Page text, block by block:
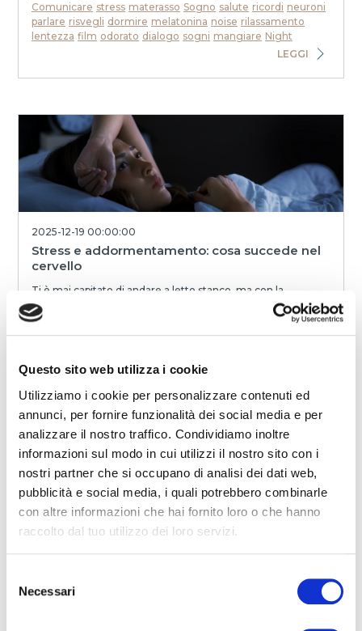
Questo sito web utilizza i cookie
Utilizziamo i cookie per personalizzare contenuti ed
annunci, per fornire funzionalità dei social media e per
analizzare il nostro traffico. Condividiamo inoltre
informazioni sul modo in cui utilizzi il nostro sito con i
nostri partner che si occupano di analisi dei dati web,
pubblicità e social media, i quali potrebbero combinarle
con altre informazioni che hai fornito loro o che hanno
raccolto dal tuo utilizzo dei loro servizi.
delNecessari
Comunicare stress materasso Sogno salute ricordi neuroni
parlare risvegli dormire melatonina noise rilassamento
lentezza film odorato dialogo sogni mangiare Night
LEGGI
2025-12-19 00:00:00
Stress e addormentamento: cosa succede nel
cervello
Ti è mai capitato di andare a letto stanco, ma con la
sensazione di non riuscire a “spegnere” la mente? Il corpo è
affaticato, ma il sonno tarda ad ar...
Come dormi? Letto Sonno Relax Aware sleep
Comunicare stress materasso Sogno salute ricordi neuroni
parlare
risvegli dormire melatonina noise rilassamento